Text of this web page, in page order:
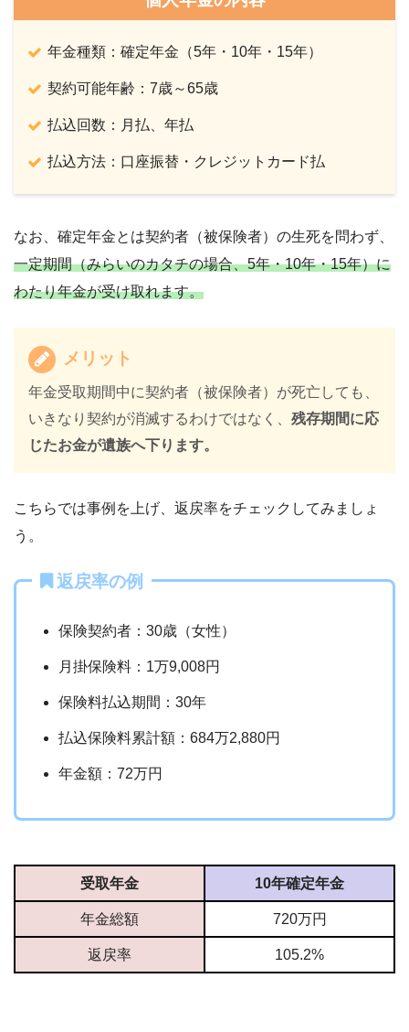
年金種類：確定年金（5年・10年・15年）
契約可能年齢：7歳～65歳
払込回数：月払、年払
払込方法：口座振替・クレジットカード払
なお、確定年金とは契約者（被保険者）の生死を問わず、
一定期間（みらいのカタチの場合、5年・10年・15年）に
わたり年金が受け取れます。
メリット
年金受取期間中に契約者（被保険者）が死亡しても、
いきなり契約が消滅するわけではなく、 残存期間に応
じたお金が遺族へ下ります。
こちらでは事例を上げ、返戻率をチェックしてみましょ
う。
返戻率の例
保険契約者：30歳（女性）
月掛保険料：1万9,008円
保険料払込期間：30年
払込保険料累計額：684万2,880円
年金額：72万円
受取年金 10年確定年金
年金総額 720万円
返戻率 105.2%